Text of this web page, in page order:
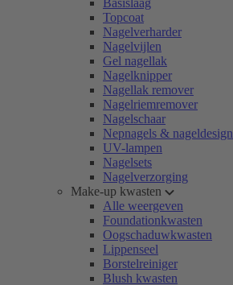
Basislaag
Topcoat
Nagelverharder
Nagelvijlen
Gel nagellak
Nagelknipper
Nagellak remover
Nagelriemremover
Nagelschaar
Nepnagels & nageldesign
UV-lampen
Nagelsets
Nagelverzorging
Make-up kwasten
Alle weergeven
Foundationkwasten
Oogschaduwkwasten
Lippenseel
Borstelreiniger
Blush kwasten